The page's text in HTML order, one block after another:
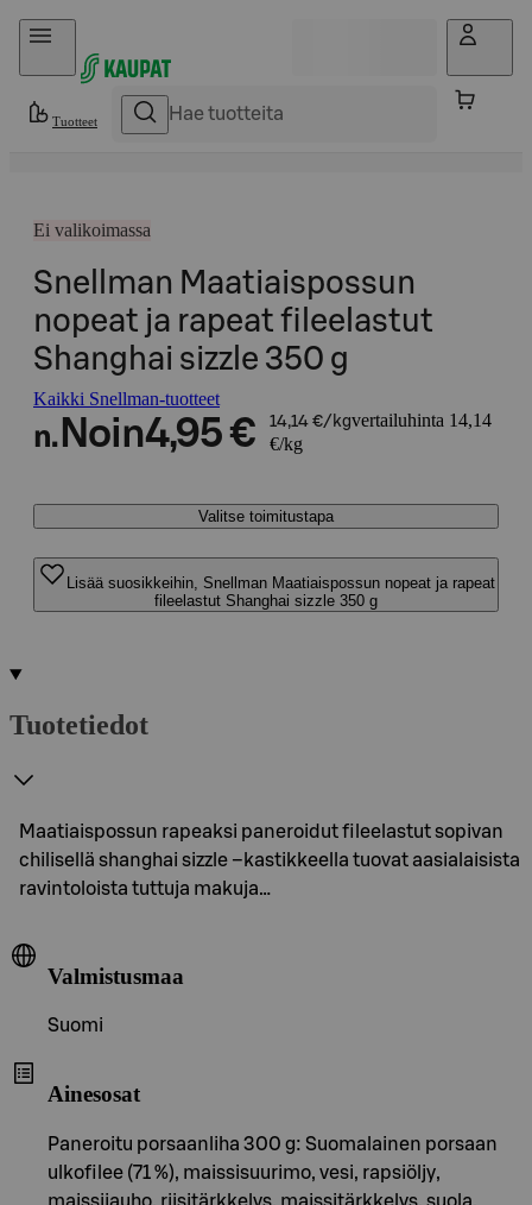
Hyppää sisältöön
Tuotteet
Ei valikoimassa
Snellman Maatiaispossun
nopeat ja rapeat fileelastut
Shanghai sizzle 350 g
Kaikki Snellman-tuotteet
n. Noin4,95 € 14,14 €/kgvertailuhinta 14,14
€/kg
Valitse toimitustapa
Lisää suosikkeihin, Snellman Maatiaispossun nopeat ja rapeat
fileelastut Shanghai sizzle 350 g
Tuotetiedot
Maatiaispossun rapeaksi paneroidut fileelastut sopivan
chilisellä shanghai sizzle –kastikkeella tuovat aasialaisista
ravintoloista tuttuja makuja…
Valmistusmaa
Suomi
Ainesosat
Paneroitu porsaanliha 300 g: Suomalainen porsaan
ulkofilee (71 %), maissisuurimo, vesi, rapsiöljy,
maissijauho, riisitärkkelys, maissitärkkelys, suola,